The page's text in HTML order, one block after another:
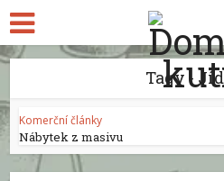
Tagy -
Komerční články
Nábytek z masivu